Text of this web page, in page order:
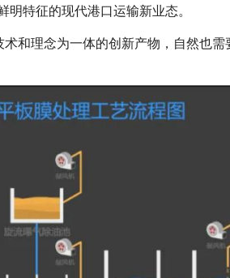
特征的现代港口运输新业态。
术和理念为一体的创新产物，自然也